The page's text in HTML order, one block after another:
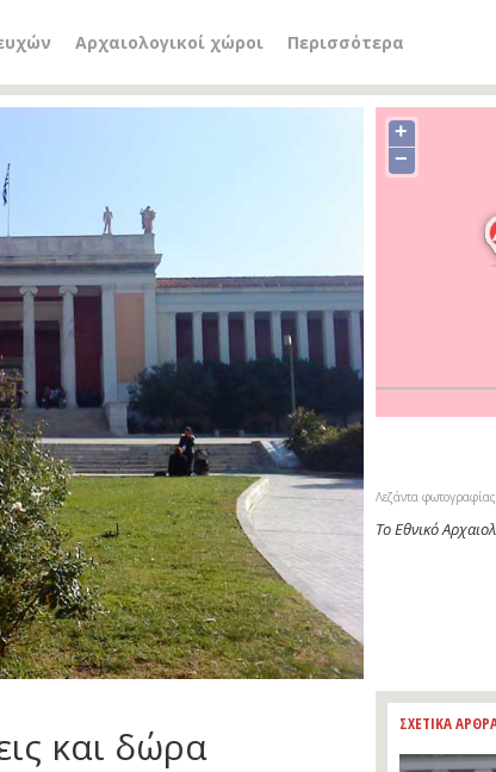
Αρχαιολογικοί χώροι Περισσότερα
+
−
Λεζάντα φωτογραφίας
Το Εθνικό
και δώρα ΣΧΕΤΙΚΑ